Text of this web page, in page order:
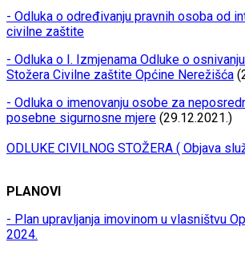
- Odluka o određivanju pravnih osoba od
civilne zaštite
- Odluka o I. Izmjenama Odluke o
Stožera Civilne zaštite Općine Nerežišća
- Odluka o imenovanju osobe za
posebne sigurnosne mjere (29.12.2021.)
ODLUKE CIVILNOG STOŽERA ( Objava
PLANOVI
- Plan upravljanja imovinom u vlasništvu
2024.